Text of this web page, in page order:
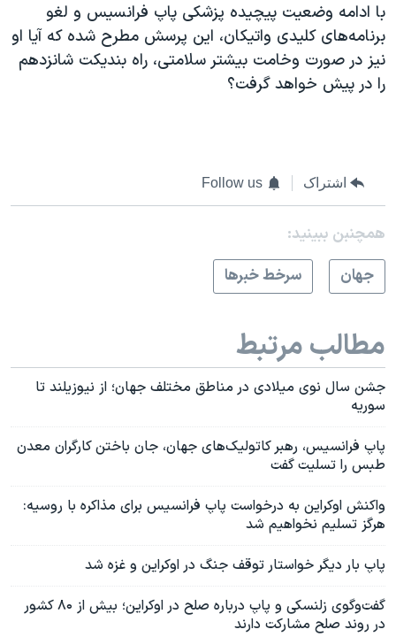
با ادامه وضعیت پیچیده پزشکی پاپ فرانسیس و لغو
برنامه‌های کلیدی واتیکان، این پرسش مطرح شده که آیا او
نیز در صورت وخامت بیشتر سلامتی، راه بندیکت شانزدهم
را در پیش خواهد گرفت؟
اشتراک Follow us
همچنبن ببینید:
جهان
سرخط خبرها
مطالب مرتبط
جشن سال نوی میلادی در مناطق مختلف جهان؛ از نیوزیلند تا
سوریه
پاپ فرانسیس، رهبر کاتولیک‌های جهان، جان باختن کارگران معدن
طبس را تسلیت گفت
واکنش اوکراین به درخواست پاپ فرانسیس برای مذاکره با روسیه:
هرگز تسلیم نخواهیم شد
پاپ بار دیگر خواستار توقف جنگ در اوکراین و غزه شد
گفت‌وگوی زلنسکی و پاپ درباره صلح در اوکراین؛ بیش از ۸۰ کشور
در روند صلح مشارکت دارند